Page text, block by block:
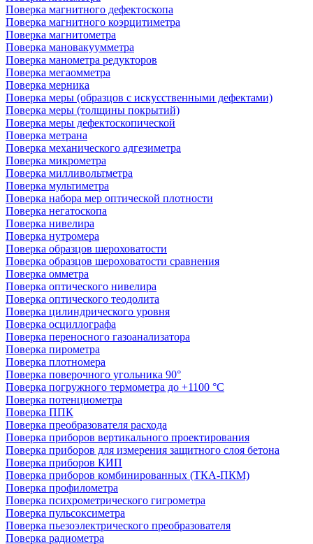
Поверка магнитного дефектоскопа
Поверка магнитного коэрцитиметра
Поверка магнитометра
Поверка мановакуумметра
Поверка манометра редукторов
Поверка мегаомметра
Поверка мерника
Поверка меры (образцов с искусственными дефектами)
Поверка меры (толщины покрытий)
Поверка меры дефектоскопической
Поверка метрана
Поверка механического адгезиметра
Поверка микрометра
Поверка милливольтметра
Поверка мультиметра
Поверка набора мер оптической плотности
Поверка негатоскопа
Поверка нивелира
Поверка нутромера
Поверка образцов шероховатости
Поверка образцов шероховатости сравнения
Поверка омметра
Поверка оптического нивелира
Поверка оптического теодолита
Поверка цилиндрического уровня
Поверка осциллографа
Поверка переносного газоанализатора
Поверка пирометра
Поверка плотномера
Поверка поверочного угольника 90°
Поверка погружного термометра до +1100 °С
Поверка потенциометра
Поверка ППК
Поверка преобразователя расхода
Поверка приборов вертикального проектирования
Поверка приборов для измерения защитного слоя бетона
Поверка приборов КИП
Поверка приборов комбинированных (ТКА-ПКМ)
Поверка профилометра
Поверка психрометрического гигрометра
Поверка пульсоксиметра
Поверка пьезоэлектрического преобразователя
Поверка радиометра